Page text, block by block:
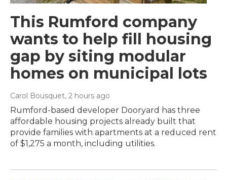
This Rumford company
wants to help fill housing
gap by siting modular
homes on municipal lots
Carol Bousquet, 2 hours ago
Rumford-based developer Dooryard has three
affordable housing projects already built that
provide families with apartments at a reduced rent
of $1,275 a month, including utilities.